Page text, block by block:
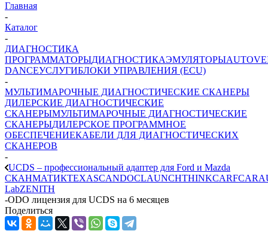
Главная
-
Каталог
-
ДИАГНОСТИКА
ПРОГРАММАТОРЫДИАГНОСТИКАЭМУЛЯТОРЫ
DANCEУСЛУГИБЛОКИ УПРАВЛЕНИЯ (ECU)
-
МУЛЬТИМАРОЧНЫЕ ДИАГНОСТИЧЕСКИЕ СКАНЕРЫ
ДИЛЕРСКИЕ ДИАГНОСТИЧЕСКИЕ
СКАНЕРЫМУЛЬТИМАРОЧНЫЕ ДИАГНОСТИЧЕСКИЕ
СКАНЕРЫДИЛЕРСКОЕ ПРОГРАММНОЕ
ОБЕСПЕЧЕНИЕКАБЕЛИ ДЛЯ ДИАГНОСТИЧЕСКИХ
СКАНЕРОВ
-
UCDS – профессиональный адаптер для Ford и Mazda
СКАНМАТИКTEXASCANDOCLAUNCHTHINKCARFCAR
LabZENITH
-ODO лицензия для UCDS на 6 месяцев
Поделиться